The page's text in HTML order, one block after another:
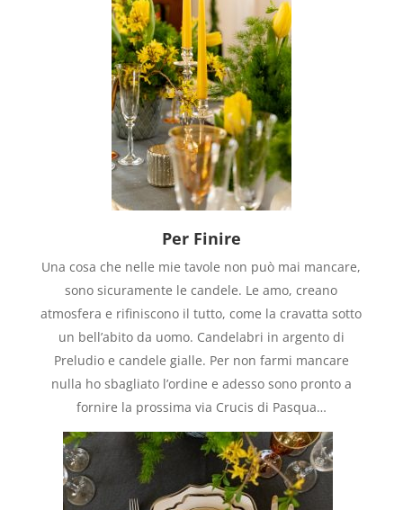
Per Finire
Una cosa che nelle mie tavole non può mai mancare,
sono sicuramente le candele. Le amo, creano
atmosfera e rifiniscono il tutto, come la cravatta sotto
un bell’abito da uomo. Candelabri in argento di
Preludio e candele gialle. Per non farmi mancare
nulla ho sbagliato l’ordine e adesso sono pronto a
fornire la prossima via Crucis di Pasqua…